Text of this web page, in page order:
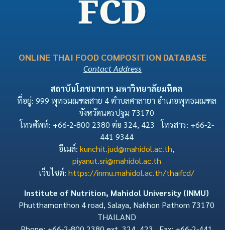
ONLINE THAI FOOD COMPOSITION DATABASE
Contact Address
สถาบันโภชนาการ มหาวิทยาลัยมหิดล
ที่อยู่: 999 พุทธมณฑลสาย 4 ตำบลศาลายา อำเภอพุทธมณฑล
จังหวัดนครปฐม 73170
โทรศัพท์: +66-2-800 2380 ต่อ 324, 423 โทรสาร: +66-2-
441 9344
อีเมล์: kunchit.jud@mahidol.ac.th,
piyanut.sri@mahidol.ac.th
เว็บไซต์: https://inmu.mahidol.ac.th/thaifcd/
Institute of Nutrition, Mahidol University (INMU)
Phutthamonthon 4 road, Salaya, Nakhon Pathom 73170
THAILAND